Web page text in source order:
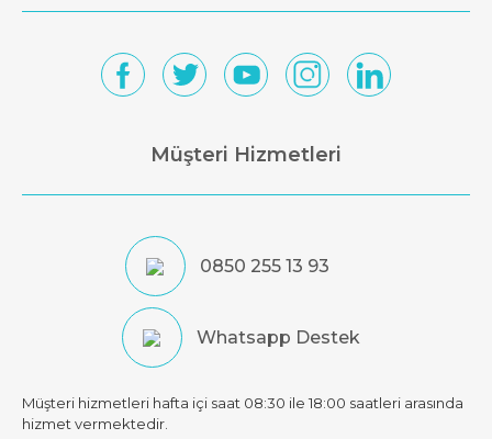
Müşteri Hizmetleri
0850 255 13 93
Whatsapp Destek
Müşteri hizmetleri hafta içi saat 08:30 ile 18:00 saatleri arasında
hizmet vermektedir.